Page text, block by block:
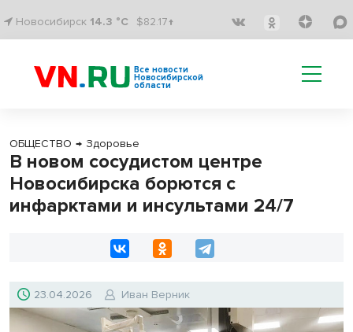
Новосибирск 14.3 °C $82.17↑
Все новости
Новосибирской
области
ОБЩЕСТВО → Здоровье
В новом сосудистом центре
Новосибирска борются с
инфарктами и инсультами 24/7
23.04.2026 Иван Верник